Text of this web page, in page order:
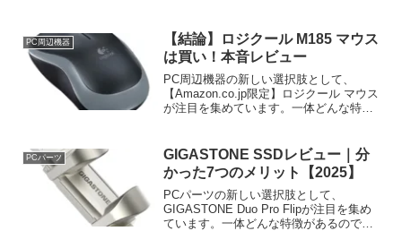
ンドヘッドホンの購入を迷っている方必
見です！
PC周辺機器
【結論】ロジクール M185 マウス
は買い！本音レビュー
PC周辺機器の新しい選択肢として、
【Amazon.co.jp限定】ロジクール マウス
が注目を集めています。一体どんな特徴
得ている製品という特徴を持つこの製
品、実際のところはどうなのでしょう
か？ 本記事では、【Ama
PCパーツ
GIGASTONE SSDレビュー｜分
かった7つのメリット【2025】
PCパーツの新しい選択肢として、
GIGASTONE Duo Pro Flipが注目を集め
ています。一体どんな特徴があるのでし